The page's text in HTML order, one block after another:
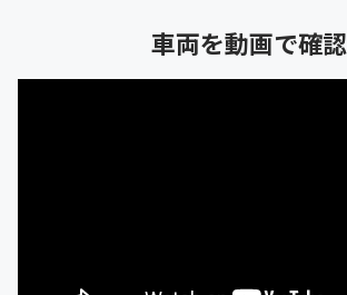
車両を動画で確認